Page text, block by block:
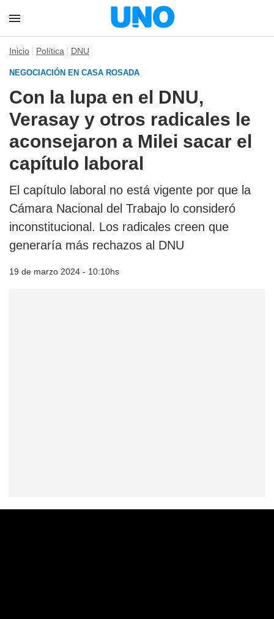
Inicio Política DNU
NEGOCIACIÓN EN CASA ROSADA
Con la lupa en el DNU,
Verasay y otros radicales le
aconsejaron a Milei sacar el
capítulo laboral
El capítulo laboral no está vigente por que la
Cámara Nacional del Trabajo lo consideró
inconstitucional. Los radicales creen que
generaría más rechazos al DNU
19 de marzo 2024 - 10:10hs